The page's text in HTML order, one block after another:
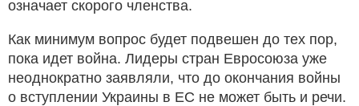
означает скорого членства.
Как минимум вопрос будет подвешен до тех пор,
пока идет война. Лидеры стран Евросоюза уже
неоднократно заявляли, что до окончания войны
о вступлении Украины в ЕС не может быть и речи.